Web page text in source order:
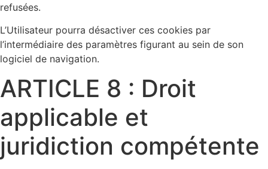
refusées.
L’Utilisateur pourra désactiver ces cookies par
l’intermédiaire des paramètres figurant au sein de son
logiciel de navigation.
ARTICLE 8 : Droit
applicable et
juridiction compétente